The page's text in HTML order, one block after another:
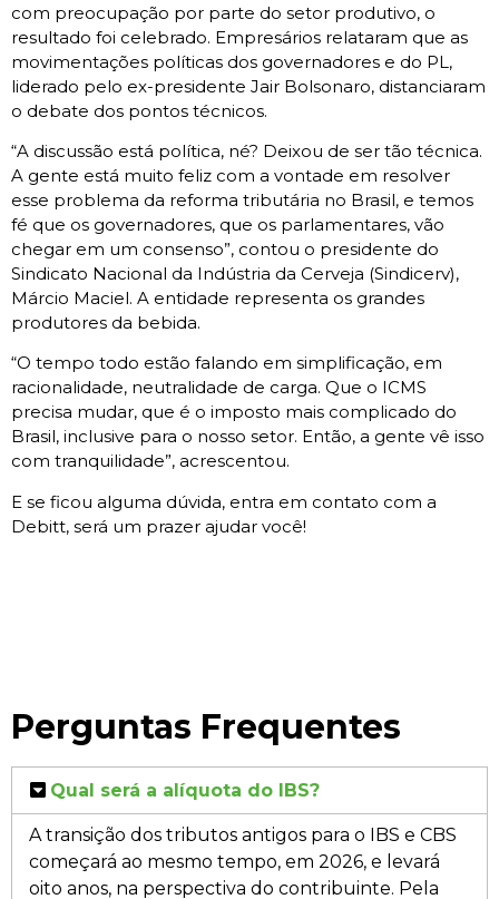
com preocupação por parte do setor produtivo, o
resultado foi celebrado. Empresários relataram que as
movimentações políticas dos governadores e do PL,
liderado pelo ex-presidente Jair Bolsonaro, distanciaram
o debate dos pontos técnicos.
“A discussão está política, né? Deixou de ser tão técnica.
A gente está muito feliz com a vontade em resolver
esse problema da reforma tributária no Brasil, e temos
fé que os governadores, que os parlamentares, vão
chegar em um consenso”, contou o presidente do
Sindicato Nacional da Indústria da Cerveja (Sindicerv),
Márcio Maciel. A entidade representa os grandes
produtores da bebida.
“O tempo todo estão falando em simplificação, em
racionalidade, neutralidade de carga. Que o ICMS
precisa mudar, que é o imposto mais complicado do
Brasil, inclusive para o nosso setor. Então, a gente vê isso
com tranquilidade”, acrescentou.
E se ficou alguma dúvida, entra em contato com a
Debitt, será um prazer ajudar você!
Perguntas Frequentes
Qual será a alíquota do IBS?
A transição dos tributos antigos para o IBS e CBS
começará ao mesmo tempo, em 2026, e levará
oito anos, na perspectiva do contribuinte. Pela